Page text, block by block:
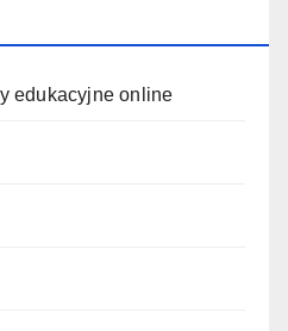
edukacyjne online